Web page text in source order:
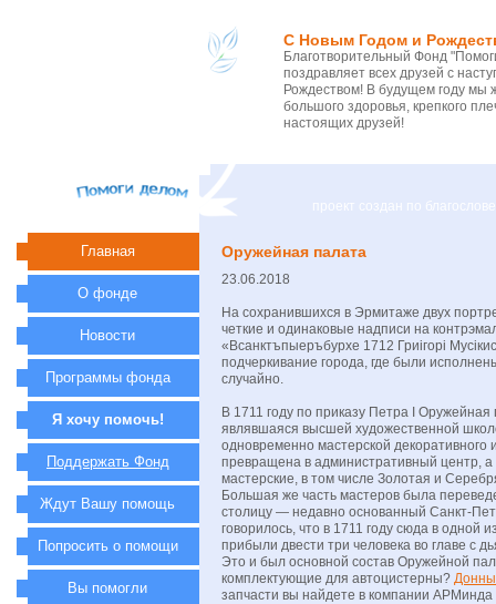
С Новым Годом и
Благотворительный Фонд
поздравляет всех друзей с
Рождеством! В будущем году
большого здоровья, крепкого
настоящих друзей!
проект создан по
Оружейная палата
23.06.2018
На сохранившихся в Эрмитаже двух
четкие и одинаковые надписи на
«Всанктъпыеръбурхе 1712 Гриігорі
подчеркивание города, где были
случайно.
В 1711 году по приказу Петра I Оружейная
являвшаяся высшей художественной
одновременно мастерской декоративного
превращена в административный центр,
мастерские, в том числе Золотая и
Большая же часть мастеров была
столицу — недавно основанный Санкт-
говорилось, что в 1711 году сюда в одной
прибыли двести три человека во главе с
Это и был основной состав Оружейной
комплектующие для автоцистерны?
запчасти вы найдете в компании
Главная
О фонде
Новости
Программы фонда
Я хочу помочь!
Поддержать Фонд
Ждут Вашу помощь
Попросить о помощи
Вы помогли